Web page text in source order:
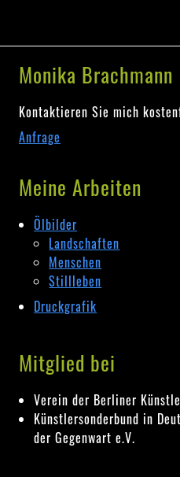
Monika Brachmann
Kontaktieren Sie mich
Anfrage
Meine Arbeiten
Ölbilder
Landschaften
Menschen
Stillleben
Druckgrafik
Mitglied bei
Verein der Berliner
Künstlersonderbund in
der Gegenwart e.V.